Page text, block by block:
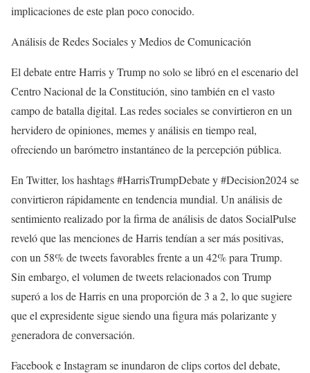
implicaciones de este plan poco conocido.
Análisis de Redes Sociales y Medios de Comunicación
El debate entre Harris y Trump no solo se libró en el escenario del
Centro Nacional de la Constitución, sino también en el vasto
campo de batalla digital. Las redes sociales se convirtieron en un
hervidero de opiniones, memes y análisis en tiempo real,
ofreciendo un barómetro instantáneo de la percepción pública.
En Twitter, los hashtags #HarrisTrumpDebate y #Decision2024 se
convirtieron rápidamente en tendencia mundial. Un análisis de
sentimiento realizado por la firma de análisis de datos SocialPulse
reveló que las menciones de Harris tendían a ser más positivas,
con un 58% de tweets favorables frente a un 42% para Trump.
Sin embargo, el volumen de tweets relacionados con Trump
superó a los de Harris en una proporción de 3 a 2, lo que sugiere
que el expresidente sigue siendo una figura más polarizante y
generadora de conversación.
Facebook e Instagram se inundaron de clips cortos del debate,